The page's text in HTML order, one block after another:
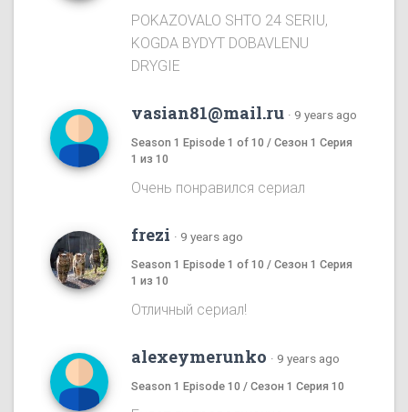
POKAZOVALO SHTO 24 SERIU,
KOGDA BYDYT DOBAVLENU
DRYGIE
vasian81@mail.ru · 9 years ago
Season 1 Episode 1 of 10 / Сезон 1 Серия
1 из 10
Очень понравился сериал
frezi · 9 years ago
Season 1 Episode 1 of 10 / Сезон 1 Серия
1 из 10
Отличный сериал!
alexeymerunko · 9 years ago
Season 1 Episode 10 / Сезон 1 Серия 10